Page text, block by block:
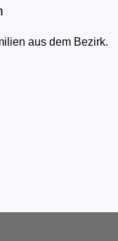
aus dem Bezirk.